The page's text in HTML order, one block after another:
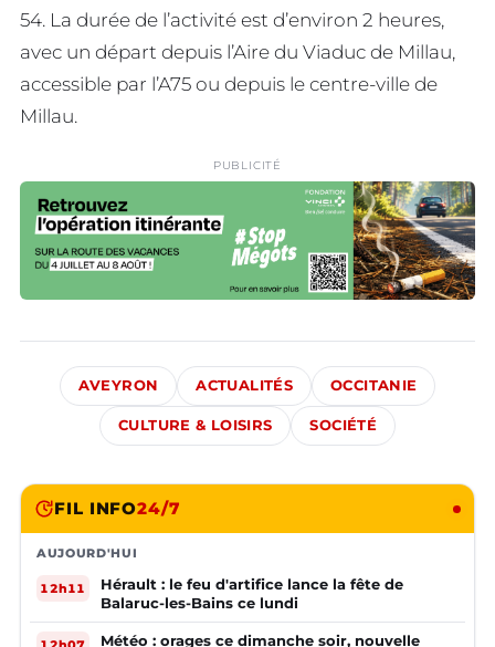
54. La durée de l’activité est d’environ 2 heures,
avec un départ depuis l’Aire du Viaduc de Millau,
accessible par l’A75 ou depuis le centre-ville de
Millau.
PUBLICITÉ
AVEYRON ACTUALITÉS OCCITANIE
CULTURE & LOISIRS SOCIÉTÉ
FIL INFO24/7
AUJOURD'HUI
12h11
Hérault : le feu d'artifice lance la fête de
Balaruc-les-Bains ce lundi
Météo : orages ce dimanche soir, nouvelle